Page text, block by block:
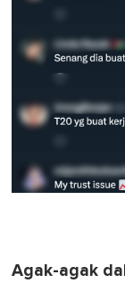
Agak-agak